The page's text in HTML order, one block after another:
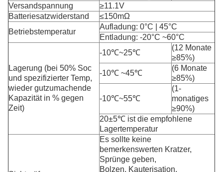
Versandspannung
≥11.1V
Batteriesatzwiderstand
≤150mΩ
Betriebstemperatur
Aufladung: 0°C | 45°C
Entladung: -20°C ~60°C
Lagerung (bei 50% Soc
und spezifizierter Temp,
wieder gutzumachende
Kapazität in % gegen
Zeit)
-10℃~25℃
(12 Monate
≥85%)
-10℃ ~45℃
(6 Monate
≥85%)
-10℃~55℃
(1-
monatiges
≥90%)
20±5℃ ist die empfohlene
Lagertemperatur
Es sollte keine
bemerkenswerten Kratzer,
Sprünge geben,
Bolzen, Kauterisation,